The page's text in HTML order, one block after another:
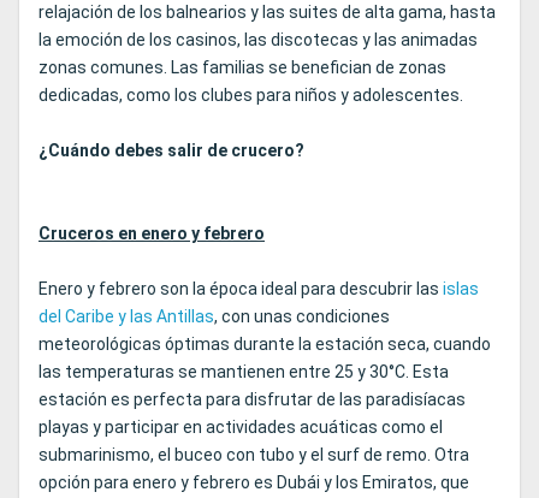
relajación de los balnearios y las suites de alta gama, hasta
la emoción de los casinos, las discotecas y las animadas
zonas comunes. Las familias se benefician de zonas
dedicadas, como los clubes para niños y adolescentes.
¿Cuándo debes salir de crucero?
Cruceros en enero y febrero
Enero y febrero son la época ideal para descubrir las islas
del Caribe y las Antillas, con unas condiciones
meteorológicas óptimas durante la estación seca, cuando
las temperaturas se mantienen entre 25 y 30°C. Esta
estación es perfecta para disfrutar de las paradisíacas
playas y participar en actividades acuáticas como el
submarinismo, el buceo con tubo y el surf de remo. Otra
opción para enero y febrero es Dubái y los Emiratos, que